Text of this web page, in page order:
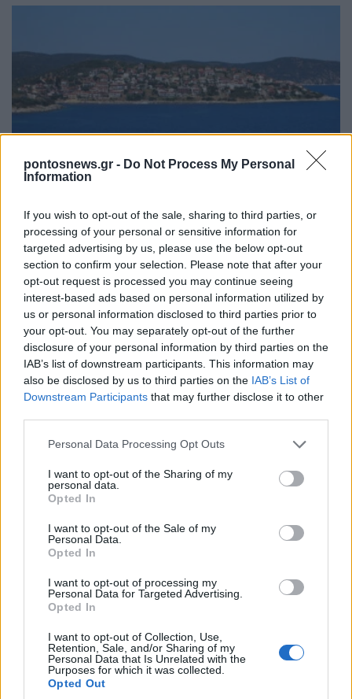
pontosnews.gr - Do Not Process My Personal
Information
If you wish to opt-out of the sale, sharing to third parties, or
processing of your personal or sensitive information for
targeted advertising by us, please use the below opt-out
section to confirm your selection. Please note that after your
opt-out request is processed you may continue seeing
interest-based ads based on personal information utilized by
us or personal information disclosed to third parties prior to
your opt-out. You may separately opt-out of the further
disclosure of your personal information by third parties on the
IAB’s list of downstream participants. This information may
also be disclosed by us to third parties on the IAB’s List of
Downstream Participants that may further disclose it to other
Please note that this website/app uses one or more Google
not limited to your visit or usage behaviour. You may click to
grant or deny consent to Google and its third-party tags to
use your data for below specified purposes in below Google
consent section.
Personal Data Processing Opt Outs
I want to opt-out of the Sharing of my
personal data.
Opted In
I want to opt-out of the Sale of my
Personal Data.
Opted In
I want to opt-out of processing my
Personal Data for Targeted Advertising.
Opted In
I want to opt-out of Collection, Use,
Retention, Sale, and/or Sharing of my
Personal Data that Is Unrelated with the
Purposes for which it was collected.
Opted Out
συμπληρώνει ο προσφυγικός οικισμός – Η
ιστορία του ξεριζωμού από την Αφθόνη του
Μαρμαρά
7/08/2026 - 2:00μμ
ΕΛΛΑΔΑ
δενδρύλλια κάνναβης εντοπίστηκε σε δύσβατη
δασική περιοχή στη Φθιώτιδα
7/08/2026 - 1:32μμ